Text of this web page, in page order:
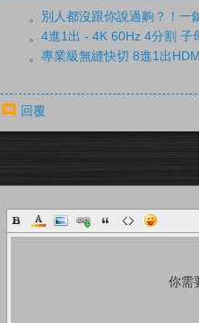
。 別人都沒跟你說過齁？！一
。 4進1出 - 4K 60Hz 4分割 子
。 專業級無縫快切 8進1出
回覆
你需